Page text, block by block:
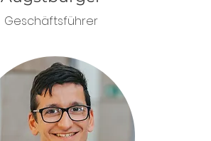
Geschäftsführer